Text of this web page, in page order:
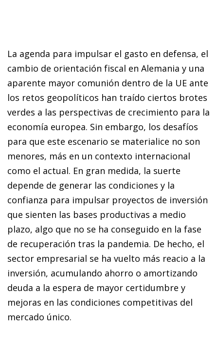
La agenda para impulsar el gasto en defensa, el
cambio de orientación fiscal en Alemania y una
aparente mayor comunión dentro de la UE ante
los retos geopolíticos han traído ciertos brotes
verdes a las perspectivas de crecimiento para la
economía europea. Sin embargo, los desafíos
para que este escenario se materialice no son
menores, más en un contexto internacional
como el actual. En gran medida, la suerte
depende de generar las condiciones y la
confianza para impulsar proyectos de inversión
que sienten las bases productivas a medio
plazo, algo que no se ha conseguido en la fase
de recuperación tras la pandemia. De hecho, el
sector empresarial se ha vuelto más reacio a la
inversión, acumulando ahorro o amortizando
deuda a la espera de mayor certidumbre y
mejoras en las condiciones competitivas del
mercado único.